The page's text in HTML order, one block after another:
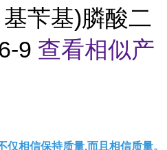
苄基)膦酸二
9 查看相似产
相信保持质量,而且相信质量。